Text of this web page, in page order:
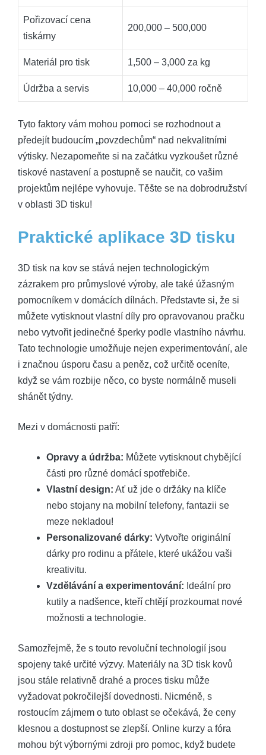
Pořizovací cena
tiskárny
200,000 – 500,000
Materiál pro tisk 1,500 – 3,000 za kg
Údržba a servis 10,000 – 40,000 ročně
Tyto faktory vám mohou pomoci se rozhodnout a
předejít budoucím „povzdechům“ nad nekvalitními
výtisky. Nezapomeňte si na začátku vyzkoušet různé
tiskové nastavení a postupně se naučit, co vašim
projektům nejlépe vyhovuje. Těšte se na dobrodružství
v oblasti 3D tisku!
Praktické aplikace 3D tisku
3D tisk na kov se stává nejen technologickým
zázrakem pro průmyslové výroby, ale také úžasným
pomocníkem v domácích dílnách. Představte si, že si
můžete vytisknout vlastní díly pro opravovanou pračku
nebo vytvořit jedinečné šperky podle vlastního návrhu.
Tato technologie umožňuje nejen experimentování, ale
i značnou úsporu času a peněz, což určitě oceníte,
když se vám rozbije něco, co byste normálně museli
shánět týdny.
Mezi v domácnosti patří:
Opravy a údržba: Můžete vytisknout chybějící
části pro různé domácí spotřebiče.
Vlastní design: Ať už jde o držáky na klíče
nebo stojany na mobilní telefony, fantazii se
meze nekladou!
Personalizované dárky: Vytvořte originální
dárky pro rodinu a přátele, které ukážou vaši
kreativitu.
Vzdělávání a experimentování: Ideální pro
kutily a nadšence, kteří chtějí prozkoumat nové
možnosti a technologie.
Samozřejmě, že s touto revoluční technologií jsou
spojeny také určité výzvy. Materiály na 3D tisk kovů
jsou stále relativně drahé a proces tisku může
vyžadovat pokročilejší dovednosti. Nicméně, s
rostoucím zájmem o tuto oblast se očekává, že ceny
klesnou a dostupnost se zlepší. Online kurzy a fóra
mohou být výbornými zdroji pro pomoc, když budete